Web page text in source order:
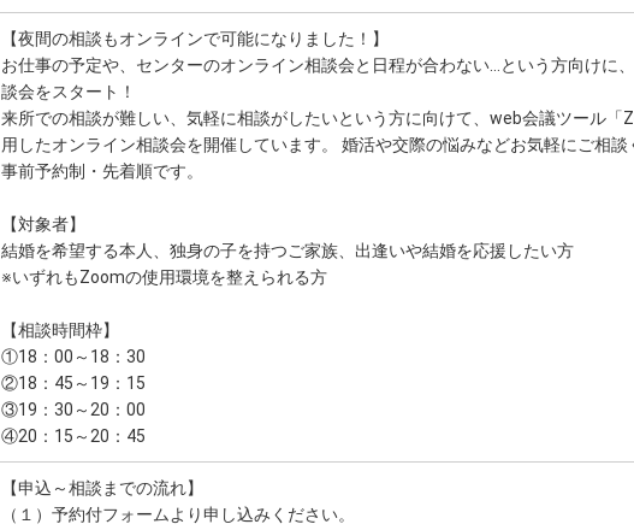
【夜間の相談もオンラインで可能になりました！】
お仕事の予定や、センターのオンライン相談会と日程が合わない…という方向けに
談会をスタート！
来所での相談が難しい、気軽に相談がしたいという方に向けて、web会議ツール「
用したオンライン相談会を開催しています。 婚活や交際の悩みなどお気軽にご相談
事前予約制・先着順です。
【対象者】
結婚を希望する本人、独身の子を持つご家族、出逢いや結婚を応援したい方
※いずれもZoomの使用環境を整えられる方
【相談時間枠】
①18：00～18：30
②18：45～19：15
③19：30～20：00
④20：15～20：45
【申込～相談までの流れ】
（１）予約付フォームより申し込みください。